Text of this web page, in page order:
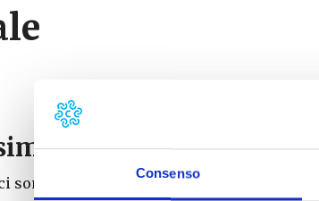
Consenso
eventi
sono eventi con questo tag</li>